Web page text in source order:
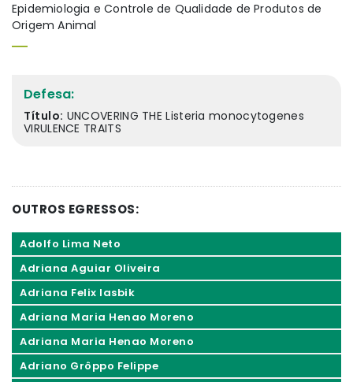
Epidemiologia e Controle de Qualidade de Produtos de
Origem Animal
Defesa:
Título: UNCOVERING THE Listeria monocytogenes
VIRULENCE TRAITS
OUTROS EGRESSOS:
Adolfo Lima Neto
Adriana Aguiar Oliveira
Adriana Felix Iasbik
Adriana Maria Henao Moreno
Adriana Maria Henao Moreno
Adriano Grôppo Felippe